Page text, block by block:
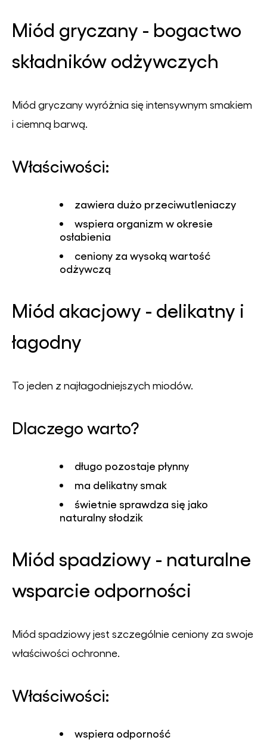
Miód gryczany - bogactwo
składników odżywczych
Miód gryczany wyróżnia się intensywnym smakiem
i ciemną barwą.
Właściwości:
zawiera dużo przeciwutleniaczy
wspiera organizm w okresie
osłabienia
ceniony za wysoką wartość
odżywczą
Miód akacjowy - delikatny i
łagodny
To jeden z najłagodniejszych miodów.
Dlaczego warto?
długo pozostaje płynny
ma delikatny smak
świetnie sprawdza się jako
naturalny słodzik
Miód spadziowy - naturalne
wsparcie odporności
Miód spadziowy jest szczególnie ceniony za swoje
właściwości ochronne.
Właściwości:
wspiera odporność